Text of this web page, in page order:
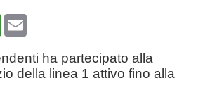
WhatsApp
Email
ha partecipato alla
della linea 1 attivo fino alla